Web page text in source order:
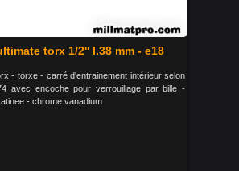
torx 1/2'' l.38 mm - e18
- torxe - carré d'entrainement intérieur selon
avec encoche pour verrouillage par bille -
- chrome vanadium